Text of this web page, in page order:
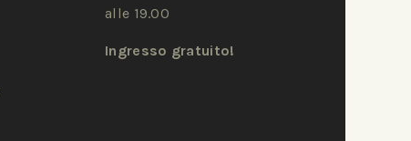
alle 19.00
Ingresso gratuito!